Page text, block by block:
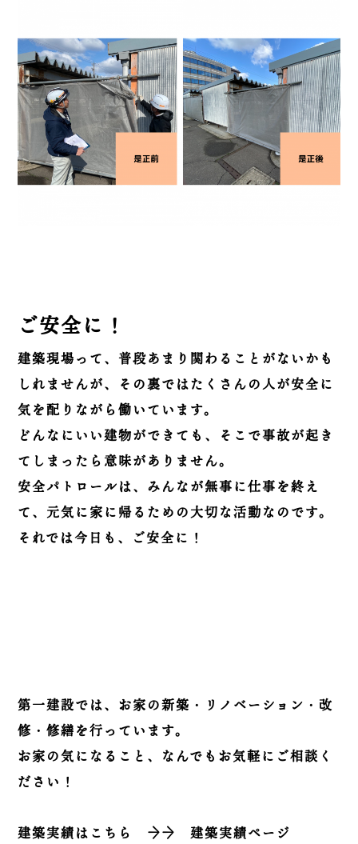
ご安全に！
建築現場って、普段あまり関わることがないかも
しれませんが、その裏ではたくさんの人が安全に
気を配りながら働いています。
どんなにいい建物ができても、そこで事故が起き
てしまったら意味がありません。
安全パトロールは、みんなが無事に仕事を終え
て、元気に家に帰るための大切な活動なのです。
それでは今日も、ご安全に！
第一建設では、お家の新築・リノベーション・改
修・修繕を行っています。
お家の気になること、なんでもお気軽にご相談く
ださい！
建築実績はこちら →→建築実績ページ